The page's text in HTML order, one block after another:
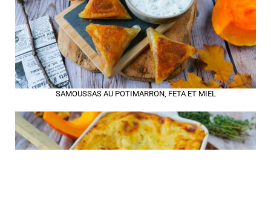
SAMOUSSAS AU POTIMARRON, FETA ET MIEL